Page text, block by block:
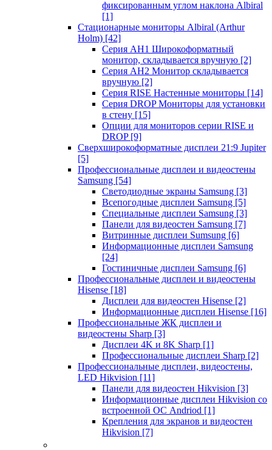
фиксированным углом наклона Albiral
[1]
Стационарные мониторы Albiral (Arthur
Holm) [42]
Серия AH1 Широкоформатный
монитор, складывается вручную [2]
Серия AH2 Монитор складывается
вручную [2]
Серия RISE Настенные мониторы [14]
Серия DROP Мониторы для установки
в стену [15]
Опции для мониторов серии RISE и
DROP [9]
Сверхширокоформатные дисплеи 21:9 Jupiter
[5]
Профессиональные дисплеи и видеостены
Samsung [54]
Светодиодные экраны Samsung [3]
Всепогодные дисплеи Samsung [5]
Специальные дисплеи Samsung [3]
Панели для видеостен Samsung [7]
Витринные дисплеи Sumsung [6]
Информационные дисплеи Samsung
[24]
Гостиничные дисплеи Samsung [6]
Профессиональные дисплеи и видеостены
Hisense [18]
Дисплеи для видеостен Hisense [2]
Информационные дисплеи Hisense [16]
Профессиональные ЖК дисплеи и
видеостены Sharp [3]
Дисплеи 4K и 8K Sharp [1]
Профессиональные дисплеи Sharp [2]
Профессиональные дисплеи, видеостены,
LED Hikvision [11]
Панели для видеостен Hikvision [3]
Информационные дисплеи Hikvision со
встроенной ОС Andriod [1]
Крепления для экранов и видеостен
Hikvision [7]